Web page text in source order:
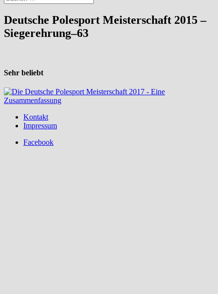
Deutsche Polesport Meisterschaft 2015 –
Siegerehrung–63
Sehr beliebt
Kontakt
Impressum
Facebook